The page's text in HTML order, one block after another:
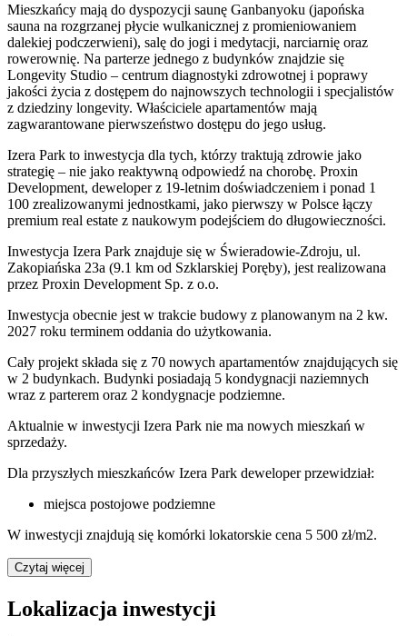
Mieszkańcy mają do dyspozycji saunę Ganbanyoku (japońska
sauna na rozgrzanej płycie wulkanicznej z promieniowaniem
dalekiej podczerwieni), salę do jogi i medytacji, narciarnię oraz
rowerownię. Na parterze jednego z budynków znajdzie się
Longevity Studio – centrum diagnostyki zdrowotnej i poprawy
jakości życia z dostępem do najnowszych technologii i specjalistów
z dziedziny longevity. Właściciele apartamentów mają
zagwarantowane pierwszeństwo dostępu do jego usług.
Izera Park to inwestycja dla tych, którzy traktują zdrowie jako
strategię – nie jako reaktywną odpowiedź na chorobę. Proxin
Development, deweloper z 19-letnim doświadczeniem i ponad 1
100 zrealizowanymi jednostkami, jako pierwszy w Polsce łączy
premium real estate z naukowym podejściem do długowieczności.
Inwestycja Izera Park znajduje się w Świeradowie-Zdroju, ul.
Zakopiańska 23a (9.1 km od Szklarskiej Poręby), jest realizowana
przez Proxin Development Sp. z o.o.
Inwestycja obecnie jest w trakcie budowy z planowanym na 2 kw.
2027 roku terminem oddania do użytkowania.
Cały projekt składa się z 70 nowych apartamentów znajdujących się
w 2 budynkach. Budynki posiadają 5 kondygnacji naziemnych
wraz z parterem oraz 2 kondygnacje podziemne.
Aktualnie w inwestycji Izera Park nie ma nowych mieszkań w
sprzedaży.
Dla przyszłych mieszkańców Izera Park deweloper przewidział:
miejsca postojowe podziemne
W inwestycji znajdują się komórki lokatorskie cena 5 500 zł/m2.
Czytaj więcej
Lokalizacja inwestycji